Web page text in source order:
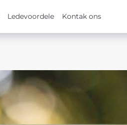
Ledevoordele Kontak ons